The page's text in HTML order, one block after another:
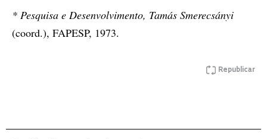
* Pesquisa e Desenvolvimento, Tamás Smerecsányi
(coord.), FAPESP, 1973.
Republicar